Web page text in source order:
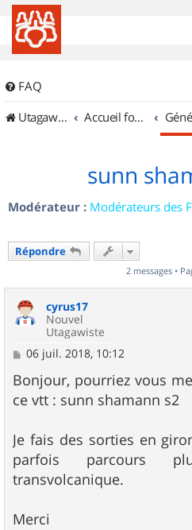
FAQ
UtagawaVTT (Randos VTT et VTTAE avec traces GPS)
Accueil forum
sunn
Modérateur : Modérateurs des
Répondre
2 messages •
cyrus17
Nouvel
Utagawiste
M
s
s
a
06 juil. 2018, 10:12
Bonjour, pourriez vous
ce vtt : sunn shamann s2
Je fais des sorties en
parfois parcours
transvolcanique.
Merci